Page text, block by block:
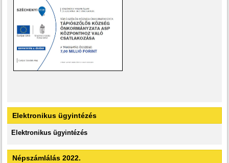
Elektronikus ügyintézés
Elektronikus ügyintézés
Népszámlálás 2022.